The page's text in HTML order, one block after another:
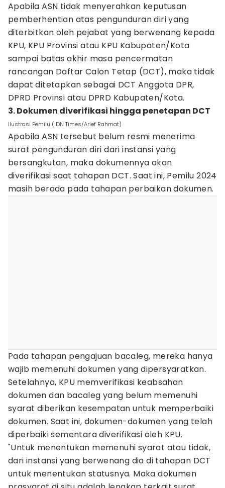
Apabila ASN tidak menyerahkan keputusan
pemberhentian atas pengunduran diri yang
diterbitkan oleh pejabat yang berwenang kepada
KPU, KPU Provinsi atau KPU Kabupaten/Kota
sampai batas akhir masa pencermatan
rancangan Daftar Calon Tetap (DCT), maka tidak
dapat ditetapkan sebagai DCT Anggota DPR,
DPRD Provinsi atau DPRD Kabupaten/Kota.
3. Dokumen diverifikasi hingga penetapan DCT
Ilustrasi Pemilu (IDN Times/Arief Rahmat)
Apabila ASN tersebut belum resmi menerima
surat pengunduran diri dari instansi yang
bersangkutan, maka dokumennya akan
diverifikasi saat tahapan DCT. Saat ini, Pemilu 2024
masih berada pada tahapan perbaikan dokumen.
Pada tahapan pengajuan bacaleg, mereka hanya
wajib memenuhi dokumen yang dipersyaratkan.
Setelahnya, KPU memverifikasi keabsahan
dokumen dan bacaleg yang belum memenuhi
syarat diberikan kesempatan untuk memperbaiki
dokumen. Saat ini, dokumen-dokumen yang telah
diperbaiki sementara diverifikasi oleh KPU.
"Untuk menentukan memenuhi syarat atau tidak,
dari instansi yang berwenang dia di tahapan DCT
untuk menentukan statusnya. Maka dokumen